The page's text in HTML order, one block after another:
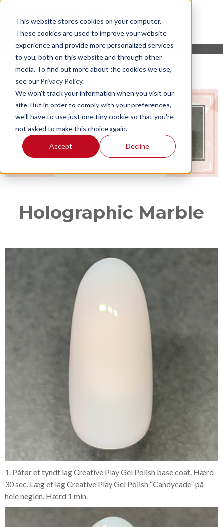
This website stores cookies on your computer.
These cookies are used to improve your website
experience and provide more personalized services
to you, both on this website and through other
media. To find out more about the cookies we use,
see our Privacy Policy.
We won't track your information when you visit our
site. But in order to comply with your preferences,
we'll have to use just one tiny cookie so that you're
not asked to make this choice again.
Accept Decline
Holographic Marble
1. Påfør et tyndt lag Creative Play Gel Polish base coat. Hærd
30 sec. Læg et lag Creative Play Gel Polish “Candycade” på
hele neglen. Hærd 1 min.